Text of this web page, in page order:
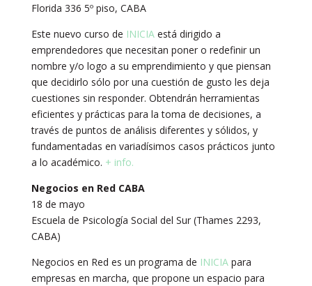
Florida 336 5º piso, CABA
Este nuevo curso de INICIAestá dirigido a
emprendedores que necesitan poner o redefinir un
nombre y/o logo a su emprendimiento y que piensan
que decidirlo sólo por una cuestión de gusto les deja
cuestiones sin responder. Obtendrán herramientas
eficientes y prácticas para la toma de decisiones, a
través de puntos de análisis diferentes y sólidos, y
fundamentadas en variadísimos casos prácticos junto
a lo académico. + info.
Negocios en Red CABA
18 de mayo
Escuela de Psicología Social del Sur (Thames 2293,
CABA)
Negocios en Red es un programa de INICIApara
empresas en marcha, que propone un espacio para